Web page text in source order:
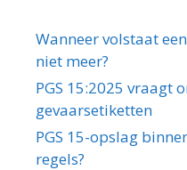
Wanneer volstaat
niet meer?
PGS 15:2025 vraagt
gevaarsetiketten
PGS 15-opslag
regels?